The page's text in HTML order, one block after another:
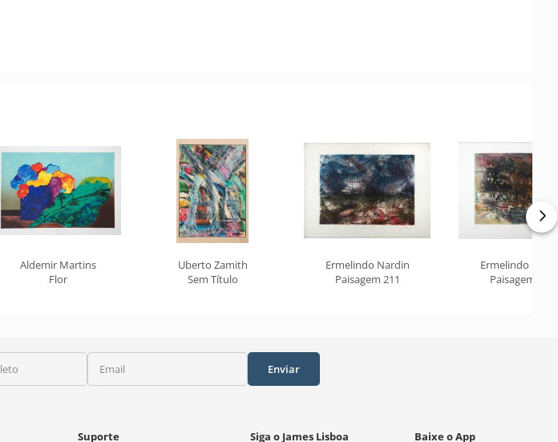
Aldemir Martins
Flor
Uberto Zamith
Sem Título
Ermelindo Nardin
Paisagem 211
Ermelindo
Paisagem 184
Email Enviar
Suporte Siga o James Lisboa Baixe o App